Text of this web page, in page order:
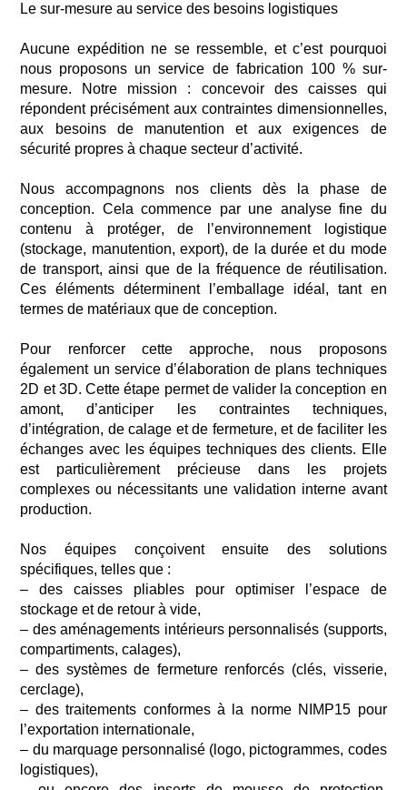
Le sur-mesure au service des besoins logistiques
Aucune expédition ne se ressemble, et c’est pourquoi
nous proposons un service de fabrication 100 % sur-
mesure. Notre mission : concevoir des caisses qui
répondent précisément aux contraintes dimensionnelles,
aux besoins de manutentionet aux exigences de
sécurité propres à chaque secteur d’activité.
Nous accompagnons nos clients dès la phase de
conception. Cela commence par une analyse fine du
contenuà protéger,de l’environnement logistique
(stockage, manutention, export), de la durée et du mode
de transport,ainsi que de la fréquencede réutilisation.
Ces éléments déterminent l’emballage idéal, tant en
termesde matériaux que de conception.
Pour renforcer cette approche, nous proposons
également un service d’élaboration de plans techniques
2D et 3D.Cette étape permetde valider la conception en
amont, d’anticiper les contraintes techniques,
d’intégration, de calage et de fermeture, et de faciliter les
échanges avec les équipes techniques des clients. Elle
est particulièrement précieuse dans les projets
complexes ou nécessitants une validation interne avant
production.
Nos équipes conçoivent ensuite des solutions
spécifiques, telles que :
– des caisses pliables pour optimiser l’espace de
stockage et de retour à vide,
– desaménagements intérieurs personnalisés (supports,
compartiments, calages),
– des systèmes de fermeture renforcés (clés, visserie,
cerclage),
– destraitements conformes à la norme NIMP15 pour
l’exportation internationale,
– du marquage personnalisé (logo, pictogrammes, codes
logistiques),